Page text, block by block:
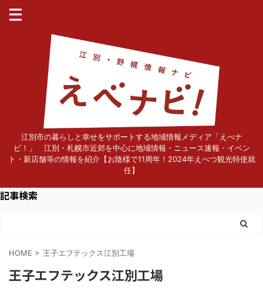
江別市の暮らしと幸せをサポートする地域情報メディア「えべナ
ビ！」 江別・札幌市近郊を中心に地域情報・ニュース速報・イベン
ト・新店舗等の情報を紹介【お陰様で11周年！2024年えべつ観光特使就
任】
記事検索
HOME > 王子エフテックス江別工場
王子エフテックス江別工場